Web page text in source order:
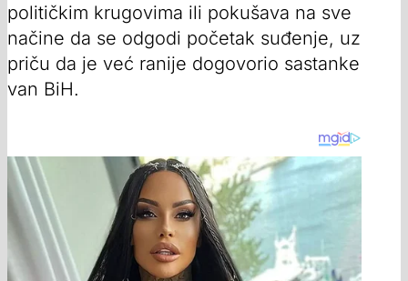
političkim krugovima ili pokušava na sve
načine da se odgodi početak suđenje, uz
priču da je već ranije dogovorio sastanke
van BiH.